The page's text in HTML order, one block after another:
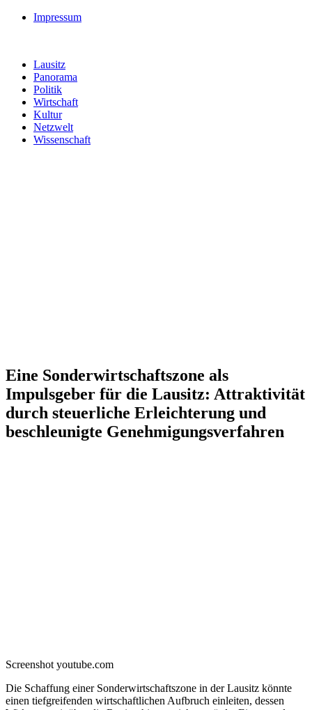
Impressum
Lausitz
Panorama
Politik
Wirtschaft
Kultur
Netzwelt
Wissenschaft
Eine Sonderwirtschaftszone als
Impulsgeber für die Lausitz: Attraktivität
durch steuerliche Erleichterung und
beschleunigte Genehmigungsverfahren
Screenshot youtube.com
Die Schaffung einer Sonderwirtschaftszone in der Lausitz könnte
einen tiefgreifenden wirtschaftlichen Aufbruch einleiten, dessen